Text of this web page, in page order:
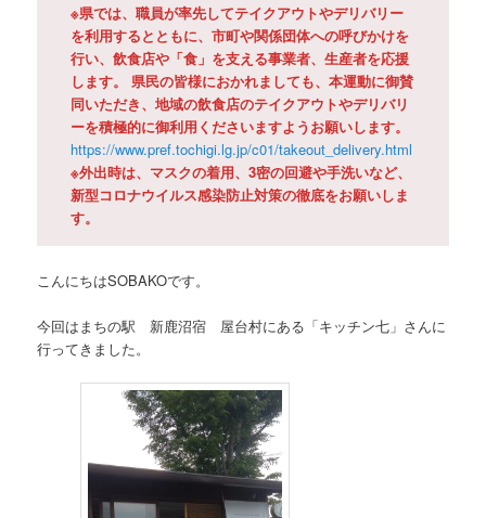
※県では、職員が率先してテイクアウトやデリバリー
を利用するとともに、市町や関係団体への呼びかけを
行い、飲食店や「食」を支える事業者、生産者を応援
します。 県民の皆様におかれましても、本運動に御賛
同いただき、地域の飲食店のテイクアウトやデリバリ
ーを積極的に御利用くださいますようお願いします。
https://www.pref.tochigi.lg.jp/c01/takeout_delivery.html
※外出時は、マスクの着用、3密の回避や手洗いなど、
新型コロナウイルス感染防止対策の徹底をお願いしま
す。
こんにちはSOBAKOです。
今回はまちの駅 新鹿沼宿 屋台村にある「キッチン七」さんに
行ってきました。